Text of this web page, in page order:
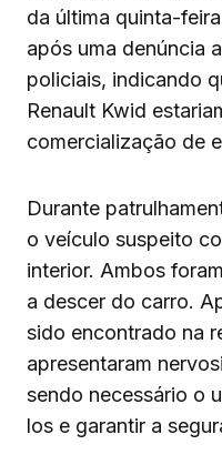
da última quinta-
após uma denúncia
policiais, indicando
Renault Kwid
comercialização de
Durante
o veículo suspeito
interior. Ambos
a descer do carro.
sido encontrado na
apresentaram
sendo necessário o
los e garantir a